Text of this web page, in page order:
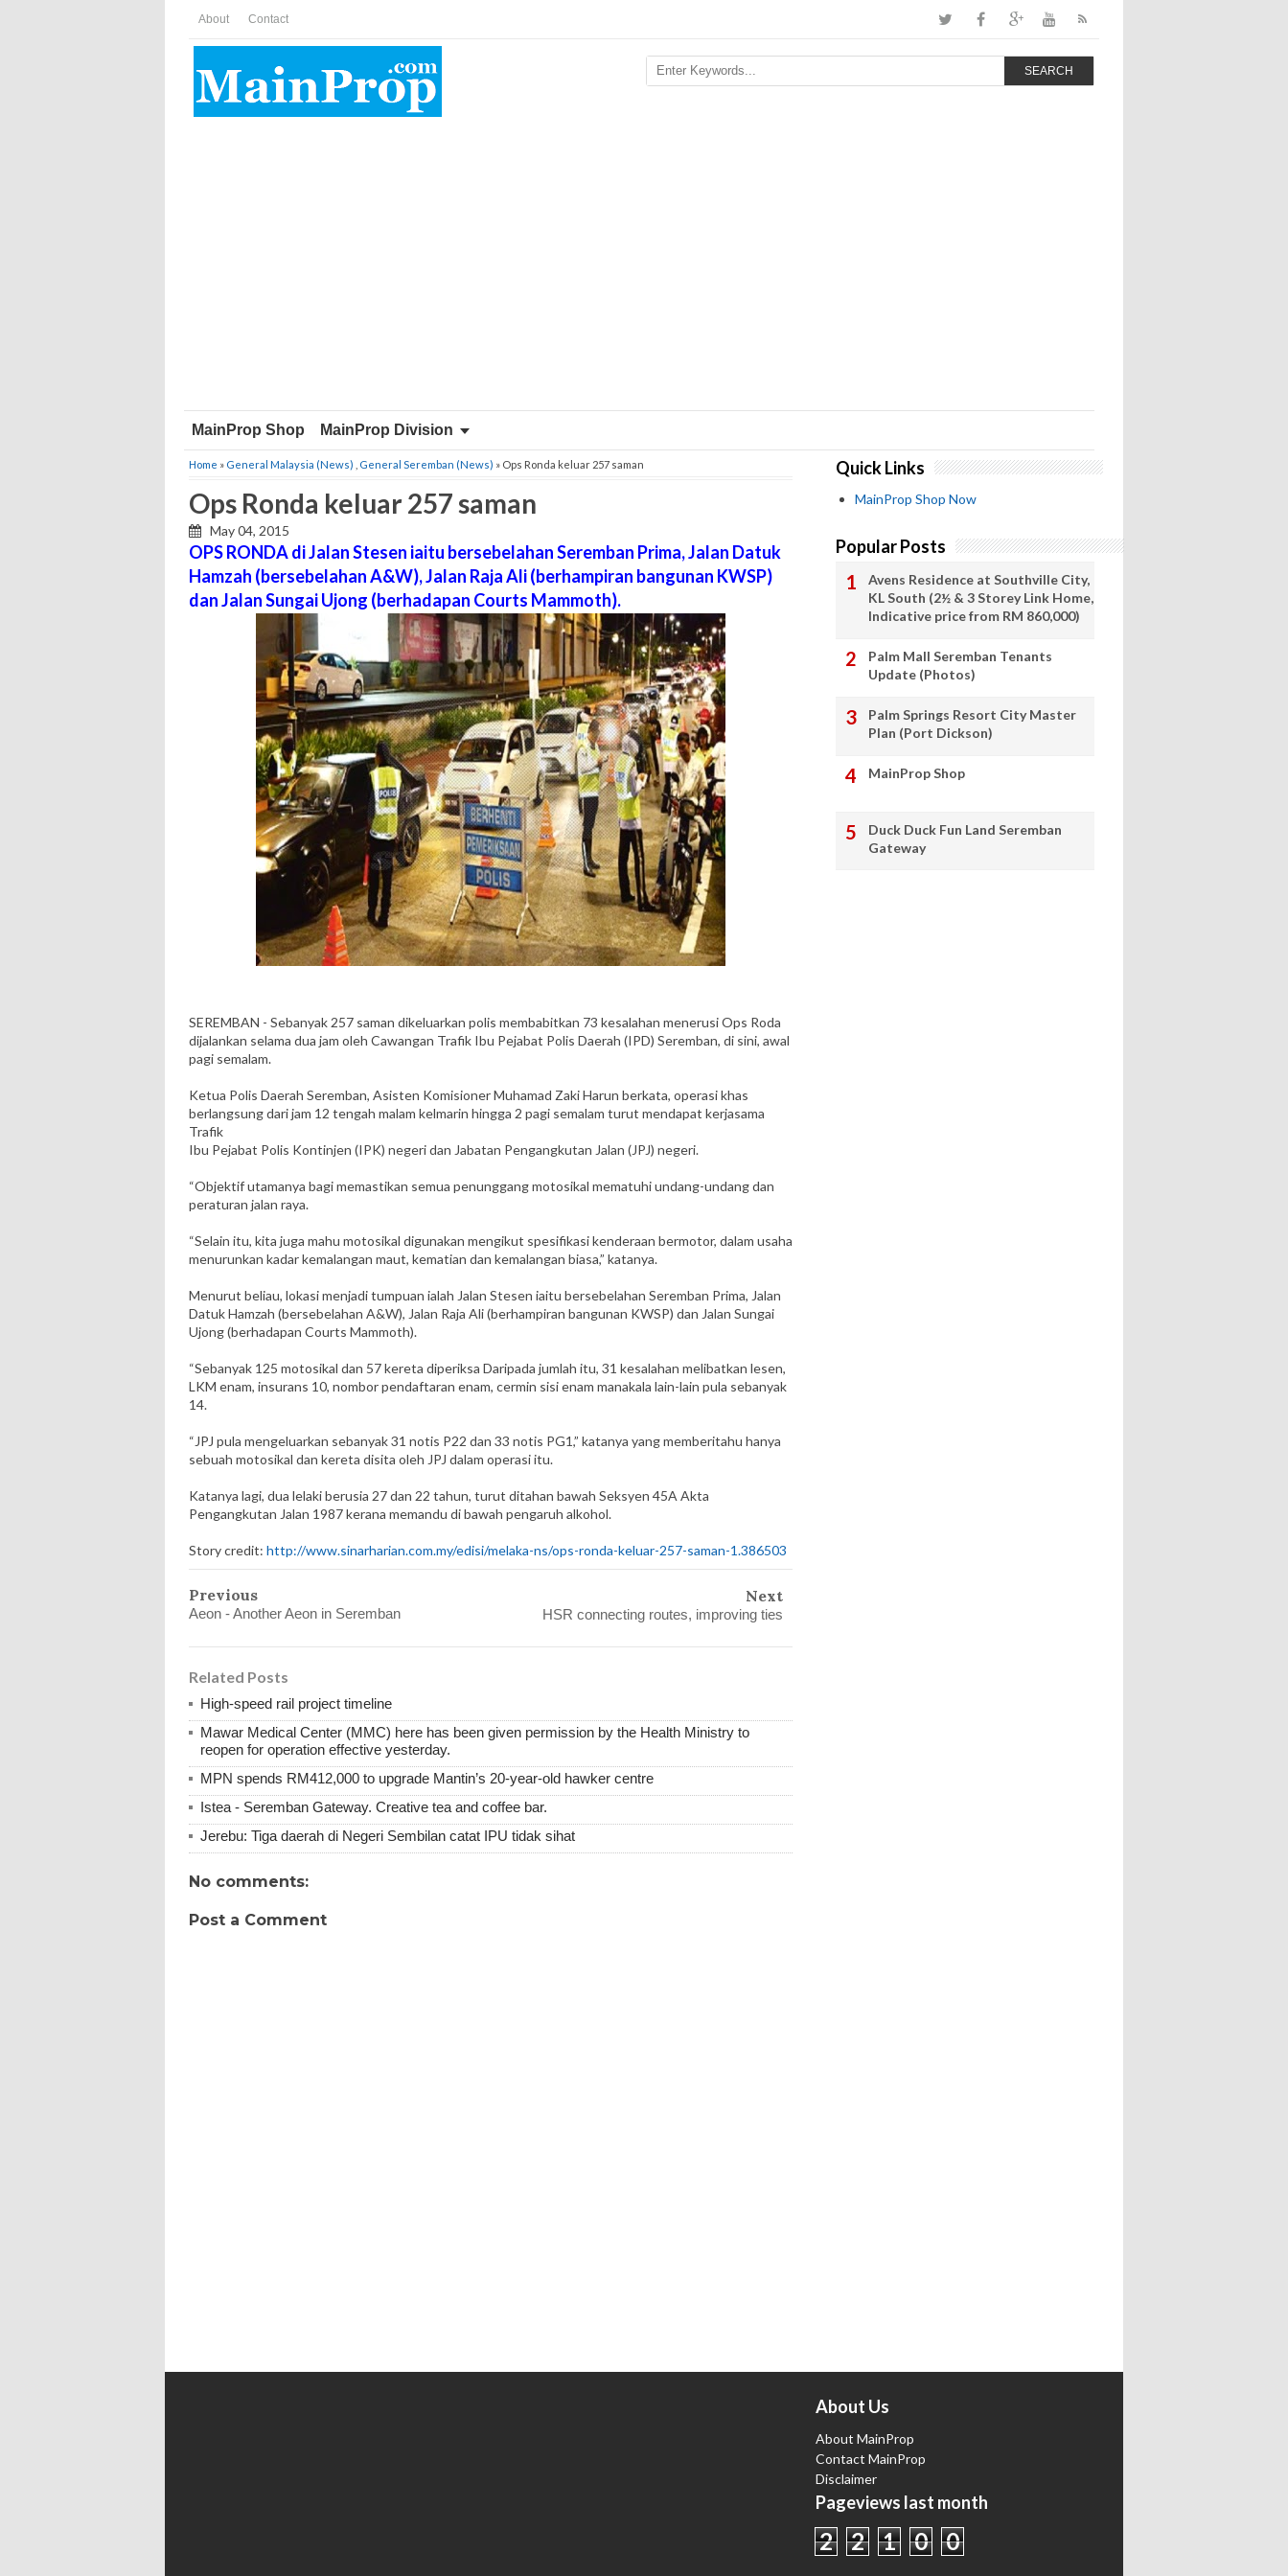
About Contact
SEARCH
MainProp Shop MainProp Division
Home » General Malaysia (News) General Seremban (News) » Ops Ronda keluar 257 saman
Ops Ronda keluar 257 saman
May 04, 2015
OPS RONDA di Jalan Stesen iaitu bersebelahan Seremban Prima, Jalan Datuk
Hamzah (bersebelahan A&W), Jalan Raja Ali (berhampiran bangunan KWSP)
dan Jalan Sungai Ujong (berhadapan Courts Mammoth).
SEREMBAN - Sebanyak 257 saman dikeluarkan polis membabitkan 73 kesalahan menerusi Ops Roda
dijalankan selama dua jam oleh Cawangan Trafik Ibu Pejabat Polis Daerah (IPD) Seremban, di sini, awal
pagi semalam.
Ketua Polis Daerah Seremban, Asisten Komisioner Muhamad Zaki Harun berkata, operasi khas
berlangsung dari jam 12 tengah malam kelmarin hingga 2 pagi semalam turut mendapat kerjasama
Trafik
Ibu Pejabat Polis Kontinjen (IPK) negeri dan Jabatan Pengangkutan Jalan (JPJ) negeri.
“Objektif utamanya bagi memastikan semua penunggang motosikal mematuhi undang-undang dan
peraturan jalan raya.
“Selain itu, kita juga mahu motosikal digunakan mengikut spesifikasi kenderaan bermotor, dalam usaha
menurunkan kadar kemalangan maut, kematian dan kemalangan biasa,” katanya.
Menurut beliau, lokasi menjadi tumpuan ialah Jalan Stesen iaitu bersebelahan Seremban Prima, Jalan
Datuk Hamzah (bersebelahan A&W), Jalan Raja Ali (berhampiran bangunan KWSP) dan Jalan Sungai
Ujong (berhadapan Courts Mammoth).
“Sebanyak 125 motosikal dan 57 kereta diperiksa Daripada jumlah itu, 31 kesalahan melibatkan lesen,
LKM enam, insurans 10, nombor pendaftaran enam, cermin sisi enam manakala lain-lain pula sebanyak
14.
“JPJ pula mengeluarkan sebanyak 31 notis P22 dan 33 notis PG1,” katanya yang memberitahu hanya
sebuah motosikal dan kereta disita oleh JPJ dalam operasi itu.
Katanya lagi, dua lelaki berusia 27 dan 22 tahun, turut ditahan bawah Seksyen 45A Akta
Pengangkutan Jalan 1987 kerana memandu di bawah pengaruh alkohol.
Story credit: http://www.sinarharian.com.my/edisi/melaka-ns/ops-ronda-keluar-257-saman-1.386503
Previous
Aeon - Another Aeon in Seremban
Next
HSR connecting routes, improving ties
Related Posts
High-speed rail project timeline
Mawar Medical Center (MMC) here has been given permission by the Health Ministry to
reopen for operation effective yesterday.
MPN spends RM412,000 to upgrade Mantin’s 20-year-old hawker centre
Istea - Seremban Gateway. Creative tea and coffee bar.
Jerebu: Tiga daerah di Negeri Sembilan catat IPU tidak sihat
No comments:
Post a Comment
Quick Links
MainProp Shop Now
Popular Posts
Avens Residence at Southville City,
KL South (2½ & 3 Storey Link Home,
Indicative price from RM 860,000)
Palm Mall Seremban Tenants
Update (Photos)
Palm Springs Resort City Master
Plan (Port Dickson)
MainProp Shop
Duck Duck Fun Land Seremban
Gateway
About Us
About MainProp
Contact MainProp
Disclaimer
Pageviews last month
2 2 1 0 0